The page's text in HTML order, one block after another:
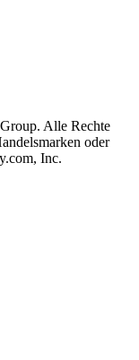
Alle Rechte
oder
Inc.